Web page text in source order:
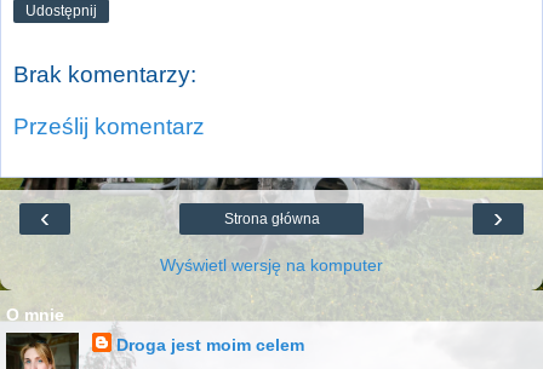
Udostępnij
Brak komentarzy:
Prześlij komentarz
‹ ›
Strona główna
Wyświetl wersję na komputer
O mnie
Droga jest moim celem